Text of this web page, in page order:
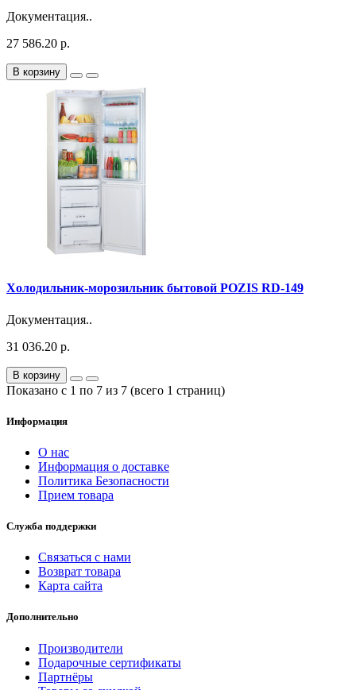
Документация..
27 586.20 р.
В корзину
Холодильник-морозильник бытовой POZIS RD-149
Документация..
31 036.20 р.
В корзину
Показано с 1 по 7 из 7 (всего 1 страниц)
Информация
О нас
Информация о доставке
Политика Безопасности
Прием товара
Служба поддержки
Связаться с нами
Возврат товара
Карта сайта
Дополнительно
Производители
Подарочные сертификаты
Партнёры